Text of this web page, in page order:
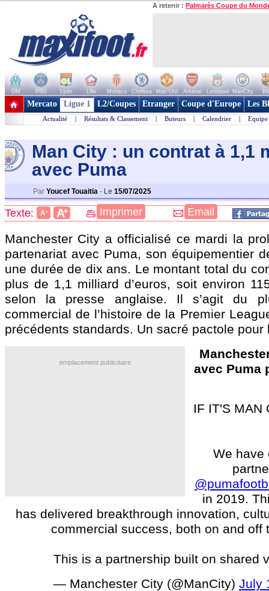
A retenir : Palmarès Coupe du
OM PSG Lyon Lille Monaco Chelsea Man Utd Arsenal Liverpool ManCity
+ de clubs
Mercato Ligue 1 L2/Coupes Etranger Coupe d'Europe Les
Actualité | Résultats & Classement | Buteurs | Calendrier | Equipe
Man City : un contrat à 1,1
avec Puma
Par Youcef Touaitia - Le 15/07/2025
Texte: A- A+ Imprimer Email
Manchester City a officialisé ce mardi la
partenariat avec Puma, son équipementier
une durée de dix ans. Le montant total du
plus de 1,1 milliard d’euros, soit environ
selon la presse anglaise. Il s’agit du
commercial de l’histoire de la Premier
précédents standards. Un sacré pactole pour
emplacement publicitaire
avec Puma
IF IT'S MAN
We have
in 2019.
has delivered breakthrough innovation,
commercial success, both on and off
This is a partnership built on shared
— Manchester City (@ManCity) July